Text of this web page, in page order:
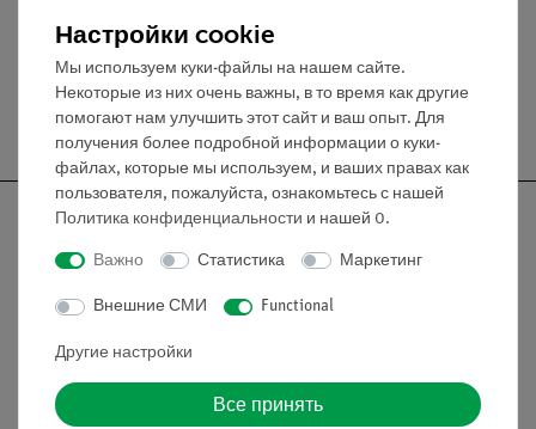
Бесплатная доставка от 300,- €
Информация
Настройки cookie
Мы используем куки-файлы на нашем сайте.
Некоторые из них очень важны, в то время как другие
помогают нам улучшить этот сайт и ваш опыт. Для
получения более подробной информации о куки-
файлах, которые мы используем, и ваших правах как
пользователя, пожалуйста, ознакомьтесь с нашей
Политика конфиденциальности и нашей 0.
Важно Статистика Маркетинг
Внешние СМИ Functional
Другие настройки
Все принять